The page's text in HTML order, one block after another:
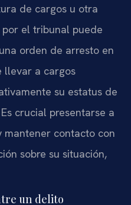
de cargos u otra
el tribunal puede
orden de arresto en
llevar a cargos
su estatus de
crucial presentarse a
mantener contacto con
sobre su situación,
un delito